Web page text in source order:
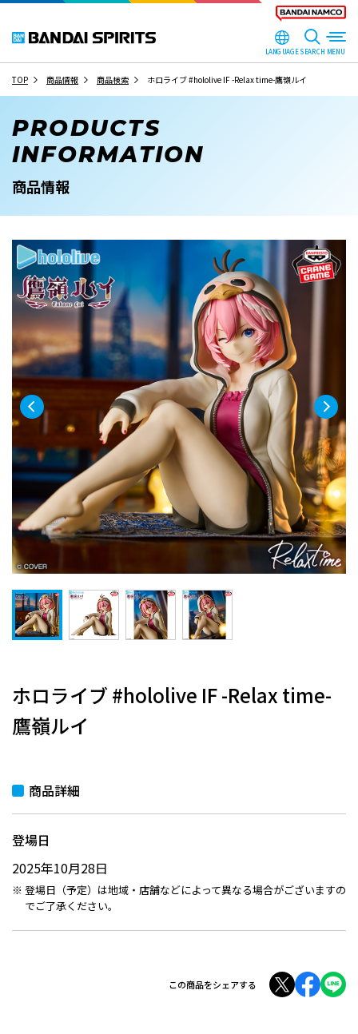
LANGUAGESEARCH
TOP 商品情報 商品検索 ホロライブ #hololive IF -Relax time-鷹嶺ルイ
PRODUCTS
INFORMATION
商品情報
ホロライブ #hololive IF -Relax time-
鷹嶺ルイ
商品詳細
登場日
2025年10月28日
登場日（予定）は地域・店舗などによって異なる場合がございますの
でご了承ください。
この商品をシェアする